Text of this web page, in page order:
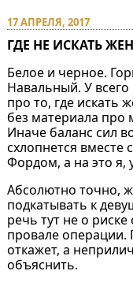
17 АПРЕЛЯ, 2017
ГДЕ НЕ ИСКАТЬ
Белое и черное.
Навальный. У
про то, где искать
без материала про
Иначе баланс сил
схлопнется
Фордом, а на это я,
Абсолютно точно,
подкатывать к
речь тут не о
провале операции.
откажет, а
объяснить.